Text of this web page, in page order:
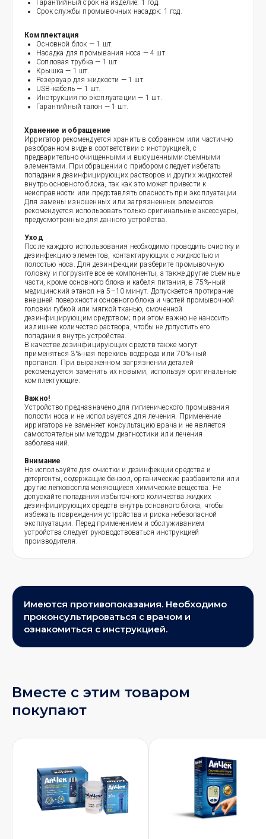
Гарантийный срок на изделие: 1 год.
Срок службы промывочных насадок: 1 год.
Комплектация
Основной блок — 1 шт.
Насадка для промывания носа — 4 шт.
Сопловая трубка — 1 шт.
Крышка — 1 шт.
Резервуар для жидкости — 1 шт.
USB‑кабель — 1 шт.
Инструкция по эксплуатации — 1 шт.
Гарантийный талон — 1 шт.
Хранение и обращение
Ирригатор рекомендуется хранить в собранном или частично
разобранном виде в соответствии с инструкцией, с
предварительно очищенными и высушенными съемными
элементами. При обращении с прибором следует избегать
попадания дезинфицирующих растворов и других жидкостей
внутрь основного блока, так как это может привести к
неисправности или представлять опасность при эксплуатации.
Для замены изношенных или загрязненных элементов
рекомендуется использовать только оригинальные аксессуары,
предусмотренные для данного устройства.
Уход
После каждого использования необходимо проводить очистку и
дезинфекцию элементов, контактирующих с жидкостью и
полостью носа. Для дезинфекции разберите промывочную
головку и погрузите все ее компоненты, а также другие съемные
части, кроме основного блока и кабеля питания, в 75%‑ный
медицинский этанол на 5–10 минут. Допускается протирание
внешней поверхности основного блока и частей промывочной
головки губкой или мягкой тканью, смоченной
дезинфицирующим средством; при этом важно не наносить
излишнее количество раствора, чтобы не допустить его
попадания внутрь устройства.
В качестве дезинфицирующих средств также могут
применяться 3%‑ная перекись водорода или 70%‑ный
пропанол. При выраженном загрязнении деталей
рекомендуется заменить их новыми, используя оригинальные
комплектующие.
Важно!
Устройство предназначено для гигиенического промывания
полости носа и не используется для лечения. Применение
ирригатора не заменяет консультацию врача и не является
самостоятельным методом диагностики или лечения
заболеваний.
Внимание
Не используйте для очистки и дезинфекции средства и
детергенты, содержащие бензол, органические разбавители или
другие легковоспламеняющиеся химические вещества. Не
допускайте попадания избыточного количества жидких
дезинфицирующих средств внутрь основного блока, чтобы
избежать повреждения устройства и риска небезопасной
эксплуатации. Перед применением и обслуживанием
устройства следует руководствоваться инструкцией
производителя.
Имеются противопоказания. Необходимо
проконсультироваться с врачом и
ознакомиться с инструкцией.
Вместе с этим товаром
покупают